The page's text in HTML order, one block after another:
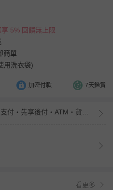
5% 回饋無上限
簡單
用洗衣袋)
加密付款 7天鑑賞
看更多